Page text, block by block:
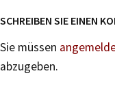
SCHREIBEN SIE EINEN
Sie müssen
abzugeben.